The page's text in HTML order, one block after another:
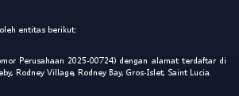
entitas berikut:
Perusahaan 2025-00724) dengan alamat terdaftar di
Rodney Village, Rodney Bay, Gros-Islet, Saint Lucia.